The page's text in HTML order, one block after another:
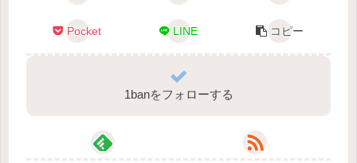
Pocket LINE コピー
1banをフォローする